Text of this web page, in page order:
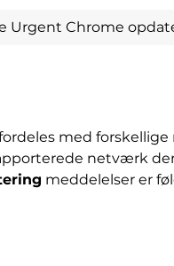
Urgent Chrome
med
netværk
meddelelser er